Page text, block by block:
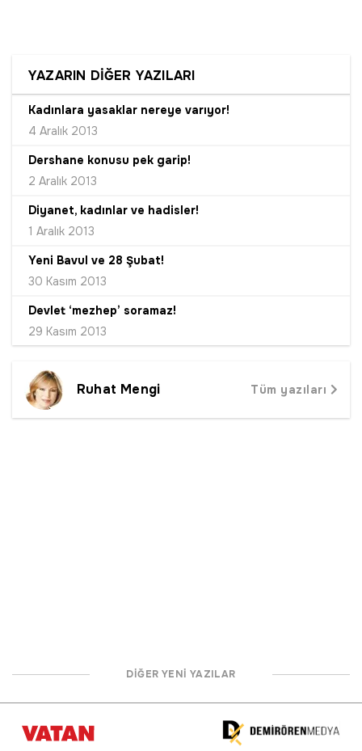
YAZARIN DİĞER YAZILARI
Kadınlara yasaklar nereye varıyor!
4 Aralık 2013
Dershane konusu pek garip!
2 Aralık 2013
Diyanet, kadınlar ve hadisler!
1 Aralık 2013
Yeni Bavul ve 28 Şubat!
30 Kasım 2013
Devlet ‘mezhep’ soramaz!
29 Kasım 2013
Ruhat Mengi Tüm yazıları
DİĞER YENİ YAZILAR